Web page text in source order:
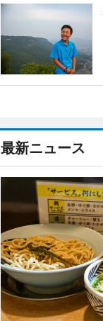
最新ニュース